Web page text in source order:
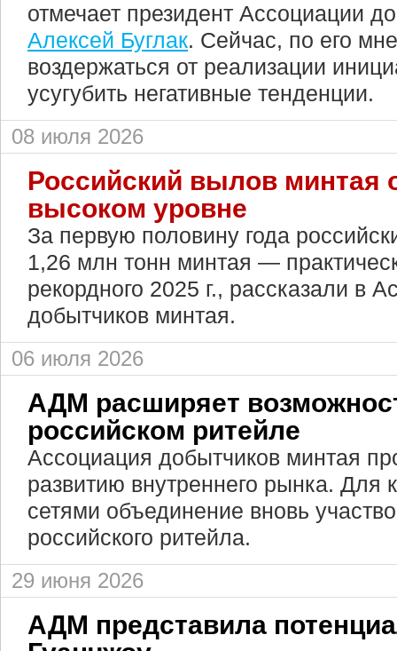
отмечает президент Ассоциации
Алексей Буглак. Сейчас, по его
воздержаться от реализации
усугубить негативные тенденции.
08 июля 2026
Российский вылов минтая
высоком уровне
За первую половину года
1,26 млн тонн минтая —
рекордного 2025 г., рассказали в
добытчиков минтая.
06 июля 2026
АДМ расширяет
российском ритейле
Ассоциация добытчиков минтая
развитию внутреннего рынка. Для
сетями объединение вновь
российского ритейла.
29 июня 2026
АДМ представила